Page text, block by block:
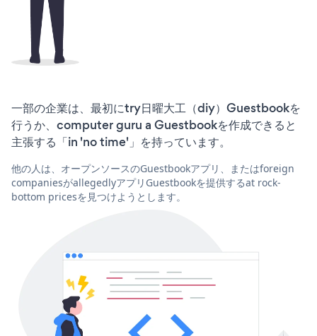
一部の企業は、最初にtry日曜大工（diy）Guestbookを
行うか、computer guru a Guestbookを作成できると
主張する「in 'no time'」を持っています。
他の人は、オープンソースのGuestbookアプリ、またはforeign
companiesがallegedlyアプリGuestbookを提供するat rock-
bottom pricesを見つけようとします。